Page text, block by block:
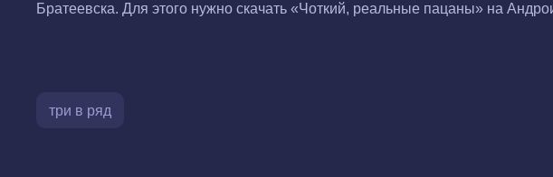
Братеевска. Для этого нужно скачать «Чоткий, реальные пацаны» на
три в ряд